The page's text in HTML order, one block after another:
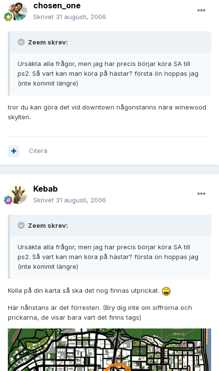
chosen_one
Skrivet 31 augusti, 2006
Zeem skrev:
Ursäkta alla frågor, men jag har precis börjar köra SA till
ps2. Så vart kan man köra på hästar? första ön hoppas jag
(inte kommit längre)
tror du kan göra det vid downtown någonstanns nära winewood
skylten.
Citera
Kebab
Skrivet 31 augusti, 2006
Zeem skrev:
Ursäkta alla frågor, men jag har precis börjar köra SA till
ps2. Så vart kan man köra på hästar? första ön hoppas jag
(inte kommit längre)
Kolla på din karta så ska det nog finnas utprickat.
Här nånstans är det förresten. (Bry dig inte om siffrorna och
prickarna, de visar bara vart det finns tags)